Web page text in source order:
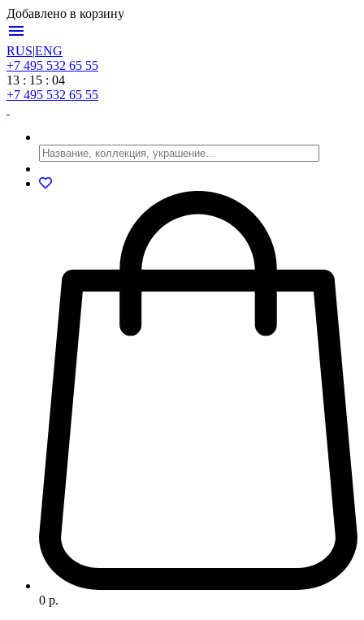
Добавлено в корзину
menu
RUS|ENG
+7 495 532 65 55
13 : 15 : 04
+7 495 532 65 55
0 р.